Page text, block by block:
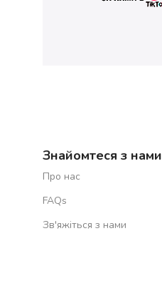
Знайомтеся з нами
Про нас
FAQs
Зв'яжіться з нами